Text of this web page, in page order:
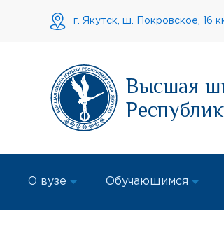
г. Якутск, ш. Покровское, 16
Высшая
О вузе Обучающимся